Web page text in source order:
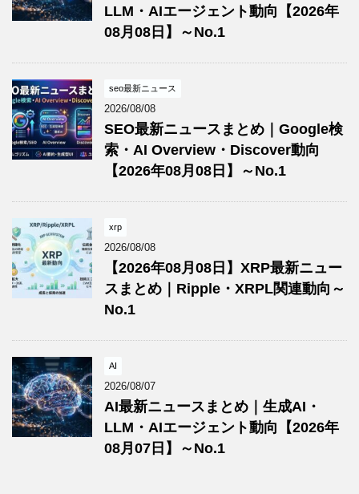
LLM・AIエージェント動向【2026年
08月08日】～No.1
seo最新ニュース
2026/08/08
SEO最新ニュースまとめ｜Google検
索・AI Overview・Discover動向
【2026年08月08日】～No.1
xrp
2026/08/08
【2026年08月08日】XRP最新ニュー
スまとめ｜Ripple・XRPL関連動向～
No.1
AI
2026/08/07
AI最新ニュースまとめ｜生成AI・
LLM・AIエージェント動向【2026年
08月07日】～No.1